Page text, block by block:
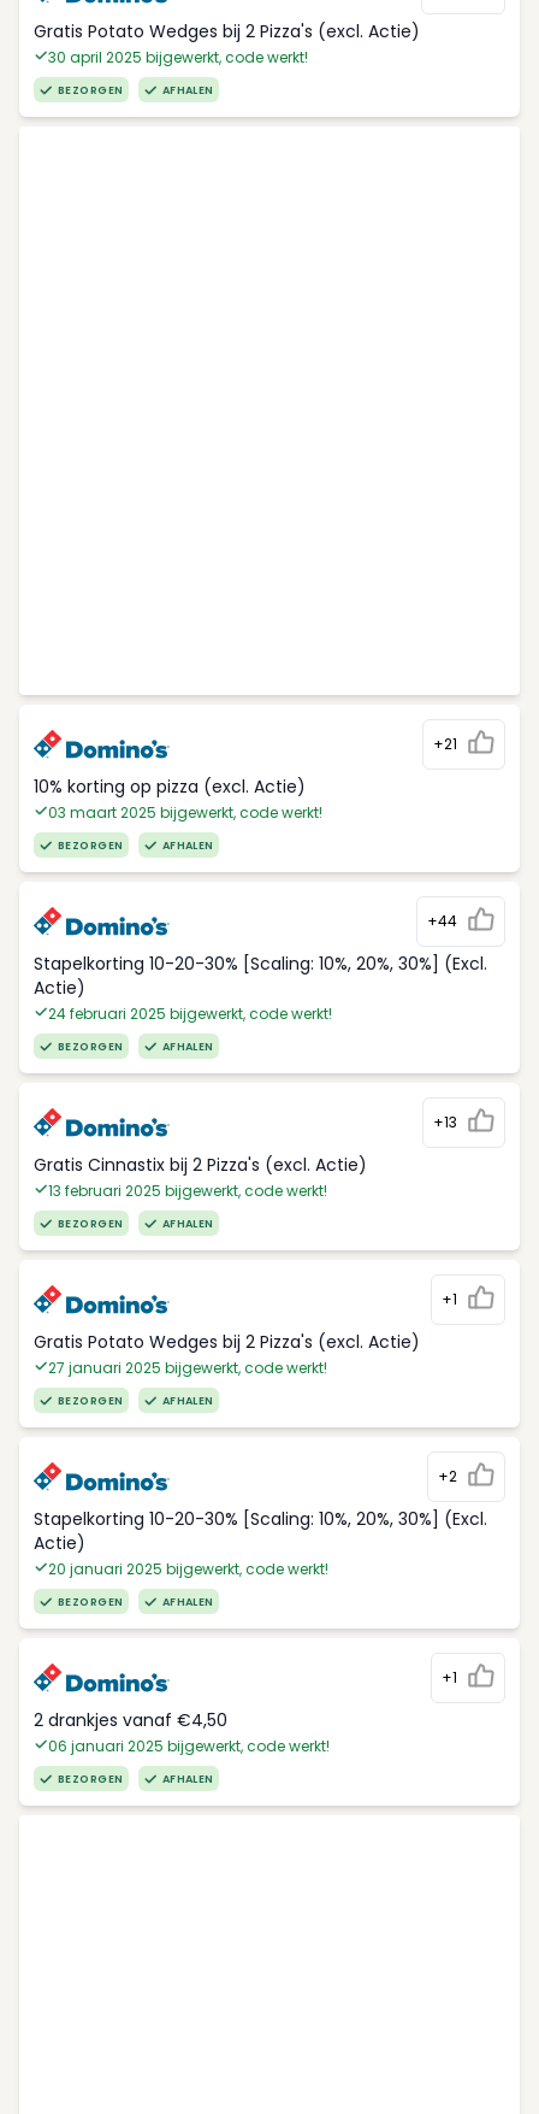
Gratis Potato Wedges bij 2 Pizza's (excl. Actie)
30 april 2025 bijgewerkt, code werkt!
BEZORGEN AFHALEN
+21
10% korting op pizza (excl. Actie)
03 maart 2025 bijgewerkt, code werkt!
BEZORGEN AFHALEN
+44
Stapelkorting 10-20-30% [Scaling: 10%, 20%, 30%] (Excl.
Actie)
24 februari 2025 bijgewerkt, code werkt!
BEZORGEN AFHALEN
+13
Gratis Cinnastix bij 2 Pizza's (excl. Actie)
13 februari 2025 bijgewerkt, code werkt!
BEZORGEN AFHALEN
+1
Gratis Potato Wedges bij 2 Pizza's (excl. Actie)
27 januari 2025 bijgewerkt, code werkt!
BEZORGEN AFHALEN
+2
Stapelkorting 10-20-30% [Scaling: 10%, 20%, 30%] (Excl.
Actie)
20 januari 2025 bijgewerkt, code werkt!
BEZORGEN AFHALEN
+1
2 drankjes vanaf €4,50
06 januari 2025 bijgewerkt, code werkt!
BEZORGEN AFHALEN